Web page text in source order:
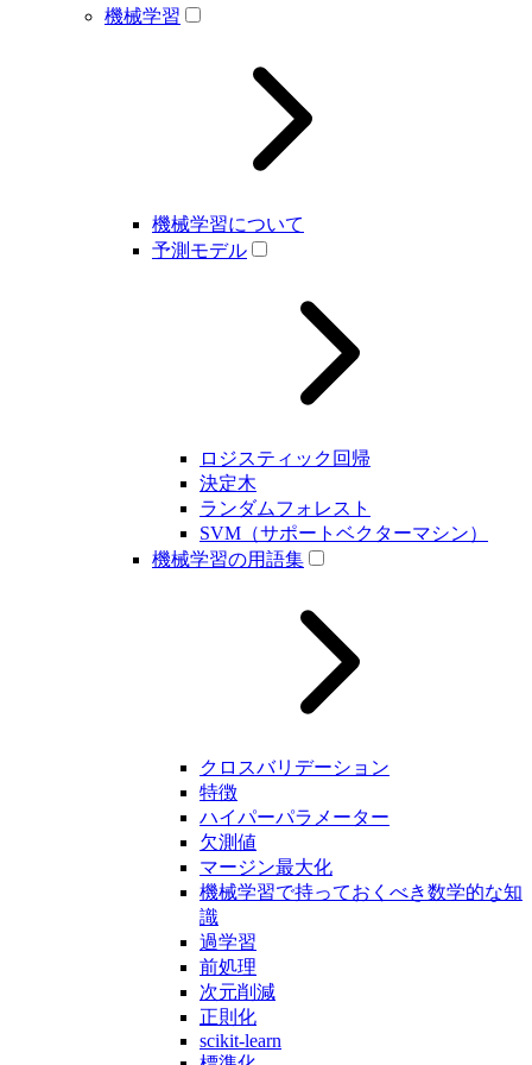
機械学習
機械学習について
予測モデル
ロジスティック回帰
決定木
ランダムフォレスト
SVM（サポートベクターマシン）
機械学習の用語集
クロスバリデーション
特徴
ハイパーパラメーター
欠測値
マージン最大化
機械学習で持っておくべき数学的な知
識
過学習
前処理
次元削減
正則化
scikit-learn